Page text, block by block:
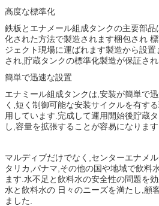
高度な標準化
鉄板とエナメール組成タンクの主要部
化された方法で製造されます梱包され
ジェクト現場に運ばれます製造から設
され,貯蔵タンクの標準化製造が保証され
簡単で迅速な設置
エナミール組成タンクは,安装が簡単で
く,短く制御可能な安装サイクルを有す
用しています.完成して運用開始後貯蔵
し,容量を拡張することが容易になります.
マルディブだけでなく,センターエナメ
タリカ,パナマ,その他の国や地域で飲料
ます.水不足と飲料水の安全性の問題を
水と飲料水の 日々のニーズを満たし,顧
ました.